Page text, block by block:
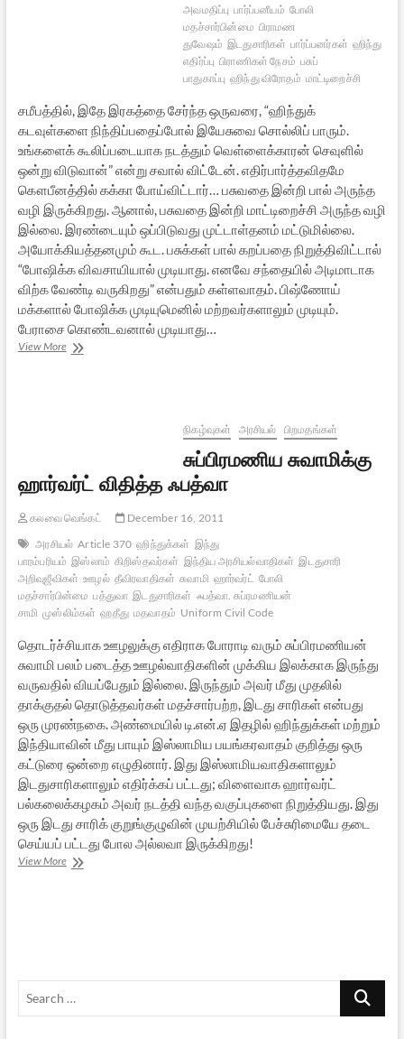
அவமதிப்பு பார்ப்பனீயம் போலி
மதச்சார்பின்மை பிராமண
துவேஷம் இடதுசாரிகள் பார்ப்பனர்கள் ஹிந்து
எதிர்ப்பு பிராணிகள் நேசம் பசுப்
பாதுகாப்பு ஹிந்து விரோதம் மாட்டிறைச்சி
சமீபத்தில், இதே இரகத்தை சேர்ந்த ஒருவரை, “ஹிந்துக்
கடவுள்களை நிந்திப்பதைப்போல் இயேசுவை சொல்லிப் பாரும்.
உங்களைக் கூலிப்படையாக நடத்தும் வெள்ளைக்காரன் செவுளில்
ஒன்று விடுவான்” என்று சவால் விட்டேன். எதிர்பார்த்தவிதமே
கௌபீனத்தில் கக்கா போய்விட்டார்… பசுவதை இன்றி பால் அருந்த
வழி இருக்கிறது. ஆனால், பசுவதை இன்றி மாட்டிறைச்சி அருந்த வழி
இல்லை. இரண்டையும் ஒப்பிடுவது முட்டாள்தனம் மட்டுமில்லை.
அயோக்கியத்தனமும் கூட. பசுக்கள் பால் கறப்பதை நிறுத்திவிட்டால்
“போஷிக்க விவசாயியால் முடியாது. எனவே சந்தையில் அடிமாடாக
விற்க வேண்டி வருகிறது” என்பதும் கள்ளவாதம். பிஷ்ணோய்
மக்களால் போஷிக்க முடியுமெனில் மற்றவர்களாலும் முடியும்.
பேராசை கொண்டவனால் முடியாது…
View Moreபயங்கொள்ளிப்
நிகழ்வுகள் அரசியல் பிறமதங்கள்
சுப்பிரமணிய சுவாமிக்கு
ஹார்வர்ட் விதித்த ஃபத்வா
கலவை வெங்கட்
December 16, 2011
அரசியல் Article 370 ஹிந்துக்கள் இந்து
பாரம்பரியம் இஸ்லாம் கிறிஸ்தவர்கள் இந்திய அரசியல்வாதிகள் இடதுசாரி
அறிவுஜீவிகள் ஊழல் தீவிரவாதிகள் சுவாமி ஹார்வர்ட் போலி
மதச்சார்பின்மை பத்துவா இடதுசாரிகள் ஃபத்வா. சுப்ரமணியன்
சாமி முஸ்லிம்கள் ஹதீது மதவாதம் Uniform Civil Code
தொடர்ச்சியாக ஊழலுக்கு எதிராக போராடி வரும் சுப்பிரமணியன்
சுவாமி பலம் படைத்த ஊழல்வாதிகளின் முக்கிய இலக்காக இருந்து
வருவதில் வியப்பேதும் இல்லை. இருந்தும் அவர் மீது முதலில்
தாக்குதல் தொடுத்தவர்கள் மதச்சார்பற்ற, இடது சாரிகள் என்பது
ஒரு முரண்நகை. அண்மையில் டி.என்.ஏ இதழில் ஹிந்துக்கள் மற்றும்
இந்தியாவின் மீது பாயும் இஸ்லாமிய பயங்கரவாதம் குறித்து ஒரு
கட்டுரை ஒன்றை எழுதினார். இது இஸ்லாமியவாதிகளாலும்
இடதுசாரிகளாலும் எதிர்க்கப் பட்டது; விளைவாக ஹார்வர்ட்
பல்கலைக்கழகம் அவர் நடத்தி வந்த வகுப்புகளை நிறுத்தியது. இது
ஒரு இடது சாரிக் குறுங்குழுவின் முயற்சியில் பேச்சுரிமையே தடை
செய்யப் பட்டது போல அல்லவா இருக்கிறது!
View Moreசுப்பிரமணிய
Search